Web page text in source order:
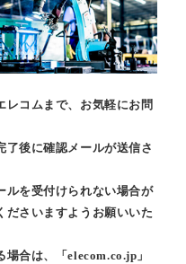
レコムまで、お気軽にお問
了後に確認メールが送信さ
ルを受付けられない場合が
ださいますようお願いいた
合は、「elecom.co.jp」